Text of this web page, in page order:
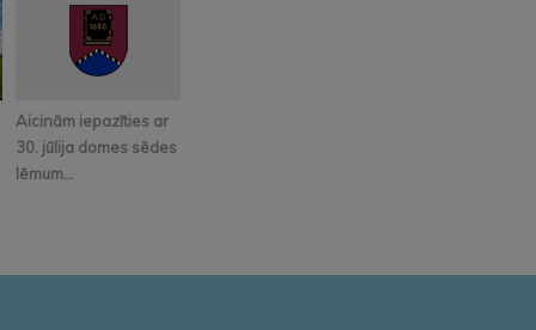
Aicinām iepazīties ar
30. jūlija domes sēdes
lēmum...